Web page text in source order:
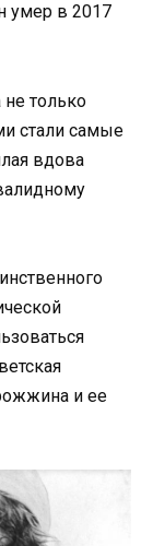
умер в 2017
только
стали самые
вдова
и ее